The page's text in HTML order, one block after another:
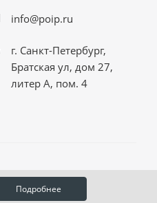
info@poip.ru
г. Санкт-Петербург,
Братская ул, дом 27,
литер А, пом. 4
Подробнее